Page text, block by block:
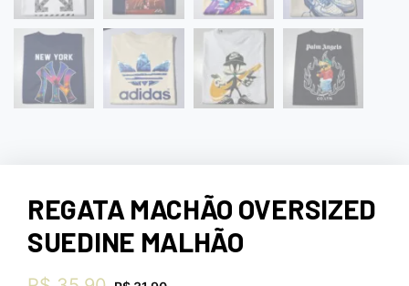
REGATA MACHÃO OVERSIZED
SUEDINE MALHÃO